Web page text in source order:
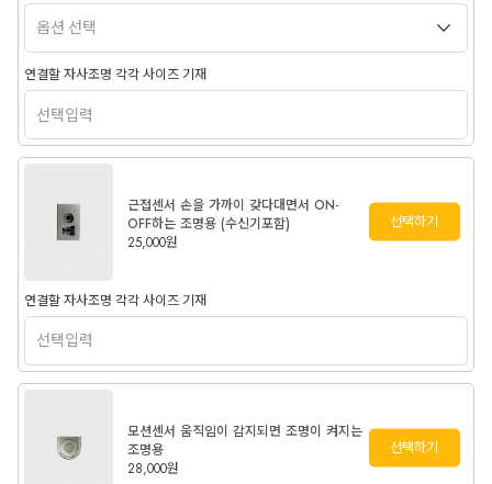
연결할 자사조명 각각 사이즈 기재
근접센서 손을 가까이 갖다대면서 ON-
OFF하는 조명용 (수신기포함)
25,000원
연결할 자사조명 각각 사이즈 기재
선택하기
모션센서 움직임이 감지되면 조명이 켜지는
조명용
28,000원
선택하기